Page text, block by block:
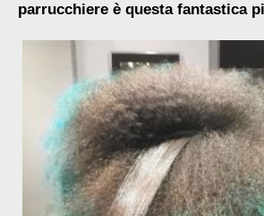
parrucchiere è questa fantastica